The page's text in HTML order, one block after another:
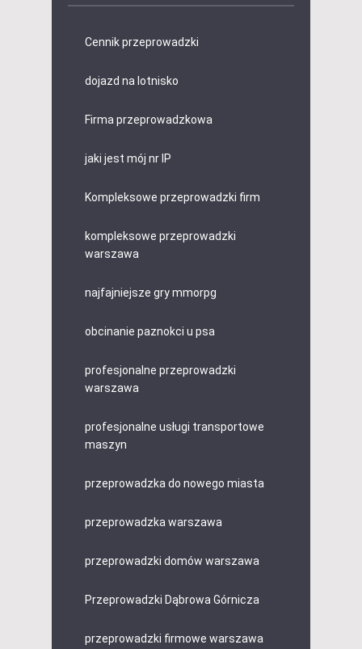
Cennik przeprowadzki
dojazd na lotnisko
Firma przeprowadzkowa
jaki jest mój nr IP
Kompleksowe przeprowadzki firm
kompleksowe przeprowadzki
warszawa
najfajniejsze gry mmorpg
obcinanie paznokci u psa
profesjonalne przeprowadzki
warszawa
profesjonalne usługi transportowe
maszyn
przeprowadzka do nowego miasta
przeprowadzka warszawa
przeprowadzki domów warszawa
Przeprowadzki Dąbrowa Górnicza
przeprowadzki firmowe warszawa